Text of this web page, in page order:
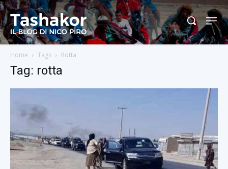
Home Tags Rotta
Tag: rotta